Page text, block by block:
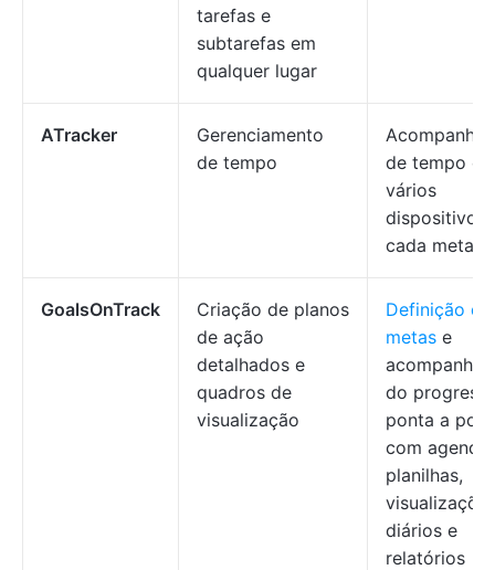
tarefas e
subtarefas em
qualquer lugar
ATracker
Gerenciamento
de tempo
de tempo
vários
dispositivos
cada meta
GoalsOnTrack
Criação de planos
de ação
detalhados e
quadros de
visualização
Definição de
metas e
do
ponta a
com
planilhas,
diários e
relatórios